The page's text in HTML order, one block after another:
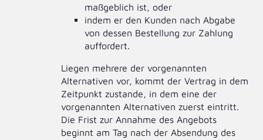
maßgeblich ist, oder
indem er den Kunden nach Abgabe
von dessen Bestellung zur Zahlung
auffordert.
Liegen mehrere der vorgenannten
Alternativen vor, kommt der Vertrag in dem
Zeitpunkt zustande, in dem eine der
vorgenannten Alternativen zuerst eintritt.
Die Frist zur Annahme des Angebots
beginnt am Tag nach der Absendung des